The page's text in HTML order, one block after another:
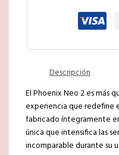
Descripción
El Phoenix Neo 2 es más
experiencia que redefine
fabricado íntegramente
única que intensifica las
incomparable durante su